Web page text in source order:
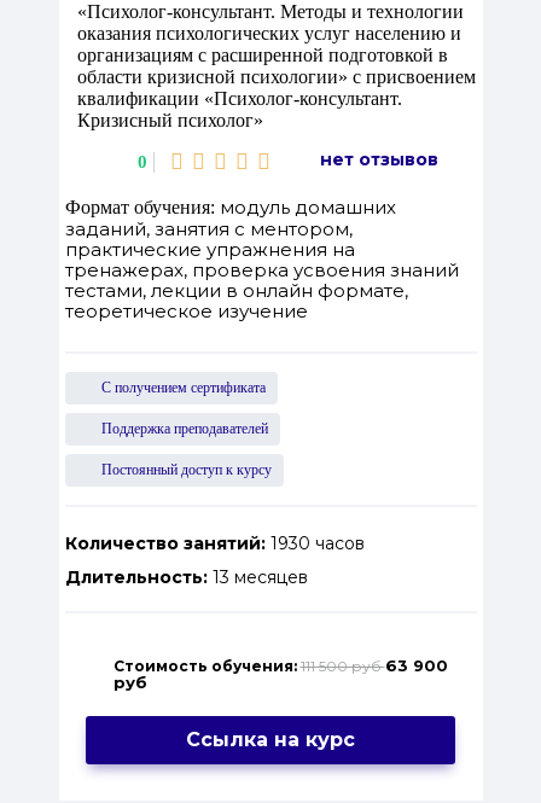
«Психолог-консультант. Методы и технологии
оказания психологических услуг населению и
организациям с расширенной подготовкой в
области кризисной психологии» с присвоением
квалификации «Психолог-консультант.
Кризисный психолог»
0 нет отзывов
Формат обучения: модуль домашних
заданий, занятия с ментором,
практические упражнения на
тренажерах, проверка усвоения знаний
тестами, лекции в онлайн формате,
теоретическое изучение
С получением сертификата
Поддержка преподавателей
Постоянный доступ к курсу
Количество занятий:1930 часов
Длительность:13 месяцев
Стоимость обучения: 111 500 руб63 900
руб
Ссылка на курс